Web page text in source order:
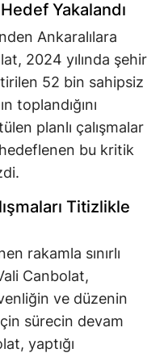
Yakalandı
Ankaralılara
2024 yılında şehir
52 bin sahipsiz
toplandığını
planlı çalışmalar
bu kritik
Titizlikle
rakamla sınırlı
Canbolat,
ve düzenin
sürecin devam
yaptığı